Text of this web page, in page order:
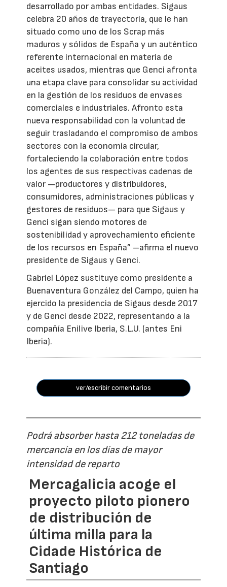
desarrollado por ambas entidades. Sigaus
celebra 20 años de trayectoria, que le han
situado como uno de los Scrap más
maduros y sólidos de España y un auténtico
referente internacional en materia de
aceites usados, mientras que Genci afronta
una etapa clave para consolidar su actividad
en la gestión de los residuos de envases
comerciales e industriales. Afronto esta
nueva responsabilidad con la voluntad de
seguir trasladando el compromiso de ambos
sectores con la economía circular,
fortaleciendo la colaboración entre todos
los agentes de sus respectivas cadenas de
valor —productores y distribuidores,
consumidores, administraciones públicas y
gestores de residuos— para que Sigaus y
Genci sigan siendo motores de
sostenibilidad y aprovechamiento eficiente
de los recursos en España” –afirma el nuevo
presidente de Sigaus y Genci.
Gabriel López sustituye como presidente a
Buenaventura González del Campo, quien ha
ejercido la presidencia de Sigaus desde 2017
y de Genci desde 2022, representando a la
compañía Enilive Iberia, S.L.U. (antes Eni
Iberia).
ver/escribir comentarios
Podrá absorber hasta 212 toneladas de
mercancía en los días de mayor
intensidad de reparto
Mercagalicia acoge el
proyecto piloto pionero
de distribución de
última milla para la
Cidade Histórica de
Santiago